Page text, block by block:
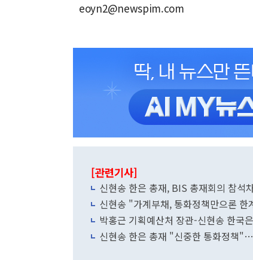
eoyn2@newspim.com
[관련기사]
신현송 한은 총재, BIS 총재회의 참석
신현송 "가계부채, 통화정책만으론
박홍근 기획예산처 장관-신현송 한국
신현송 한은 총재 "신중한 통화정책